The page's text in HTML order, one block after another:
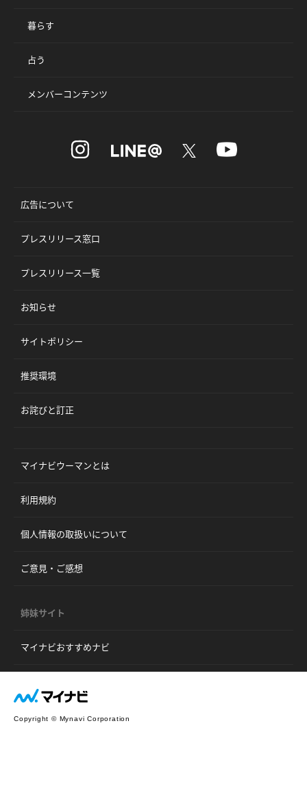
暮らす
占う
メンバーコンテンツ
広告について
プレスリリース窓口
プレスリリース一覧
お知らせ
サイトポリシー
推奨環境
お詫びと訂正
マイナビウーマンとは
利用規約
個人情報の取扱いについて
ご意見・ご感想
姉妹サイト
マイナビおすすめナビ
Copyright © Mynavi Corporation